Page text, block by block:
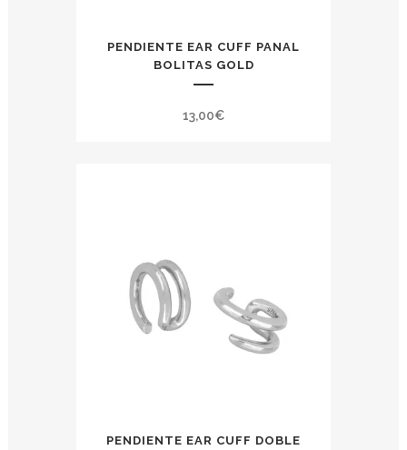
PENDIENTE EAR CUFF PANAL
BOLITAS GOLD
13,00€
PENDIENTE EAR CUFF DOBLE